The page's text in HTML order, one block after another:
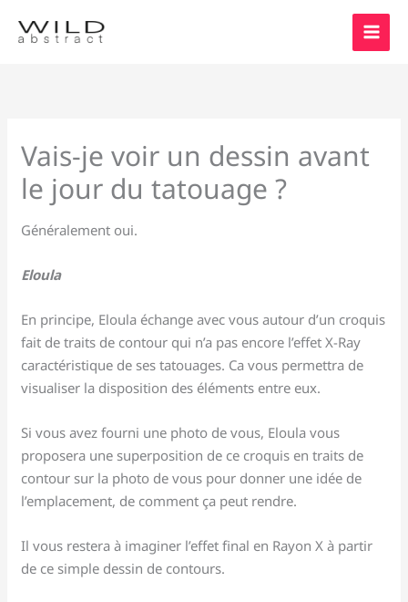
Vais-je voir un dessin avant
le jour du tatouage ?
Généralement oui.
Eloula
En principe, Eloula échange avec vous autour d’un croquis
fait de traits de contour qui n’a pas encore l’effet X-Ray
caractéristique de ses tatouages. Ca vous permettra de
visualiser la disposition des éléments entre eux.
Si vous avez fourni une photo de vous, Eloula vous
proposera une superposition de ce croquis en traits de
contour sur la photo de vous pour donner une idée de
l’emplacement, de comment ça peut rendre.
Il vous restera à imaginer l’effet final en Rayon X à partir
de ce simple dessin de contours.